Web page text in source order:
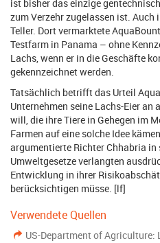
ist bisher das einzige
zum Verzehr zugelassen ist. Auch
Teller. Dort vermarktete
Testfarm in Panama – ohne
Lachs, wenn er in die Geschäfte
gekennzeichnet werden.
Tatsächlich betrifft das Urteil
Unternehmen seine Lachs-Eier an
will, die ihre Tiere in Gehegen im
Farmen auf eine solche Idee
argumentierte Richter Chhabria
Umweltgesetze verlangten
Entwicklung in ihrer
berücksichtigen müsse. [lf]
Verwendete Quellen
US-Department of Agriculture: